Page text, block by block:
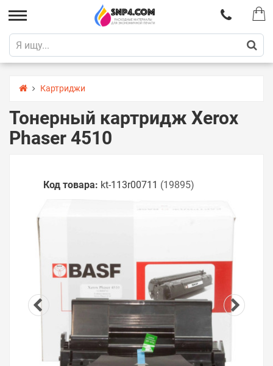
Картриджи
Тонерный картридж Xerox
Phaser 4510
Код товара: kt-113r00711 (19895)